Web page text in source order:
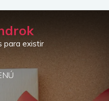
para existir